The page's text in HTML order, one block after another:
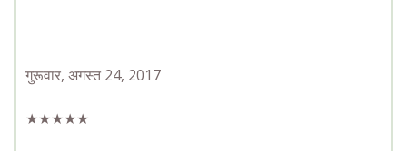
गुरूवार, अगस्त 24, 2017
★★★★★